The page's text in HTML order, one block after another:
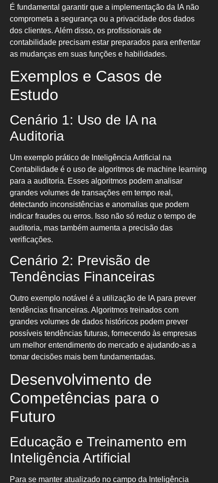
É fundamental garantir que a implementação da IA não
comprometa a segurança ou a privacidade dos dados
dos clientes. Além disso, os profissionais de
contabilidade precisam estar preparados para enfrentar
as mudanças em suas funções e habilidades.
Exemplos e Casos de
Estudo
Cenário 1: Uso de IA na
Auditoria
Um exemplo prático de Inteligência Artificial na
Contabilidade é o uso de algoritmos de machine learning
para a auditoria. Esses algoritmos podem analisar
grandes volumes de transações em tempo real,
detectando inconsistências e anomalias que podem
indicar fraudes ou erros. Isso não só reduz o tempo de
auditoria, mas também aumenta a precisão das
verificações.
Cenário 2: Previsão de
Tendências Financeiras
Outro exemplo notável é a utilização de IA para prever
tendências financeiras. Algoritmos treinados com
grandes volumes de dados históricos podem prever
possíveis tendências futuras, fornecendo às empresas
um melhor entendimento do mercado e ajudando-as a
tomar decisões mais bem fundamentadas.
Desenvolvimento de
Competências para o
Futuro
Educação e Treinamento em
Inteligência Artificial
Para se manter atualizado no campo da Inteligência